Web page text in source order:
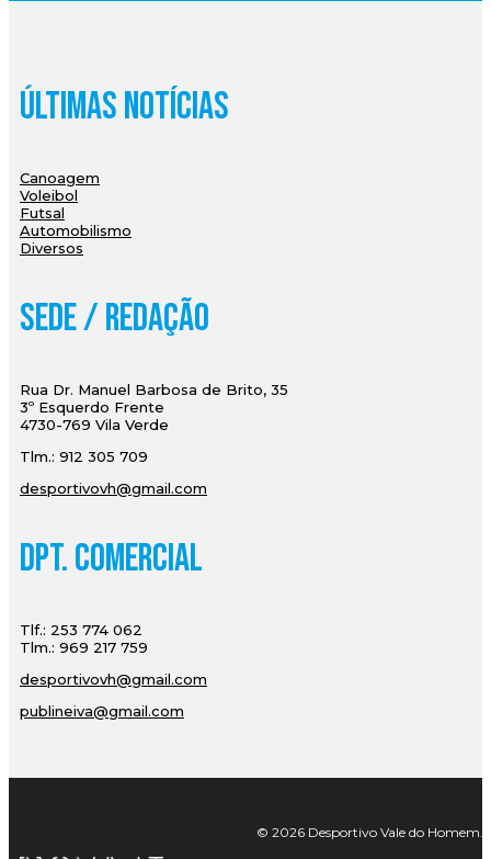
Últimas Notícias
Canoagem
Voleibol
Futsal
Automobilismo
Diversos
Sede / Redação
Rua Dr. Manuel Barbosa de Brito, 35
3º Esquerdo Frente
4730-769 Vila Verde
Tlm.: 912 305 709
desportivovh@gmail.com
Dpt. Comercial
Tlf.: 253 774 062
Tlm.: 969 217 759
desportivovh@gmail.com
publineiva@gmail.com
© 2026 Desportivo Vale do Homem.